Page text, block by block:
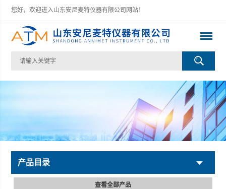
您好，欢迎进入山东安尼麦特仪器有限公司网站！
产品目录
查看全部产品